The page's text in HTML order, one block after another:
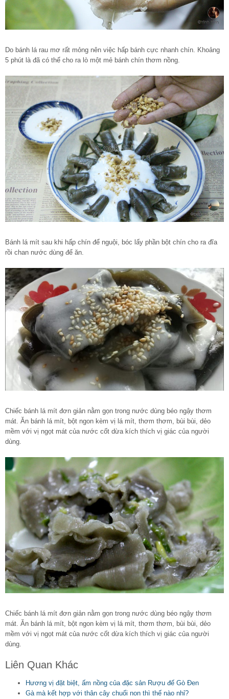
Do bánh lá rau mơ rất mỏng nên việc hấp bánh cực nhanh chín. Khoảng
5 phút là đã có thể cho ra lò một mẻ bánh chín thơm nồng.
Bánh lá mít sau khi hấp chín để nguội, bóc lấy phần bột chín cho ra đĩa
rồi chan nước dùng để ăn.
Chiếc bánh lá mít đơn giản nằm gọn trong nước dùng béo ngậy thơm
mát. Ăn bánh lá mít, bột ngon kèm vị lá mít, thơm thơm, bùi bùi, dẻo
mềm với vị ngọt mát của nước cốt dừa kích thích vị giác của người
dùng.
Chiếc bánh lá mít đơn giản nằm gọn trong nước dùng béo ngậy thơm
mát. Ăn bánh lá mít, bột ngon kèm vị lá mít, thơm thơm, bùi bùi, dẻo
mềm với vị ngọt mát của nước cốt dừa kích thích vị giác của người
dùng.
Liên Quan Khác
Hương vị đặt biệt, ấm nồng của đặc sản Rượu đế Gò Đen
Gà mà kết hợp với thân cây chuối non thì thế nào nhỉ?